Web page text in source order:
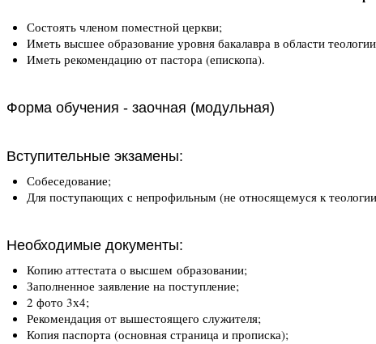
Состоять членом поместной церкви;
Иметь высшее образование уровня бакалавра в области
Иметь рекомендацию от пастора (епископа).
Форма обучения - заочная (модульная)
Вступительные экзамены:
Собеседование;
Для поступающих с непрофильным (не относящемуся к
Необходимые документы:
Копию аттестата о высшем образовании;
Заполненное заявление на поступление;
2 фото 3х4;
Рекомендация от вышестоящего служителя;
Копия паспорта (основная страница и прописка);